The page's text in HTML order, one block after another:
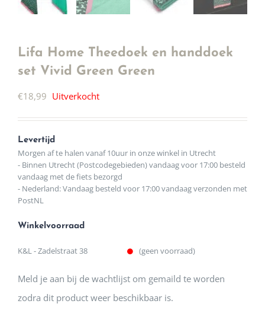
Lifa Home Theedoek en handdoek
set Vivid Green Green
€18,99 Uitverkocht
Levertijd
Morgen af te halen vanaf 10uur in onze winkel in Utrecht
- Binnen Utrecht (Postcodegebieden) vandaag voor 17:00 besteld
vandaag met de fiets bezorgd
- Nederland: Vandaag besteld voor 17:00 vandaag verzonden met
PostNL
Winkelvoorraad
K&L - Zadelstraat 38 (geen voorraad)
Meld je aan bij de wachtlijst om gemaild te worden
zodra dit product weer beschikbaar is.